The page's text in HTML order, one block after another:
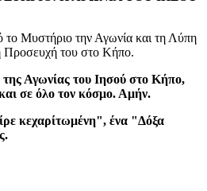
Μυστήριο την Αγωνία και τη Λύπη
Προσευχή του στο Κήπο.
Αγωνίας του Ιησού στο Κήπο,
σε όλο τον κόσμο. Αμήν.
κεχαρίτωμένη", ένα "Δόξα